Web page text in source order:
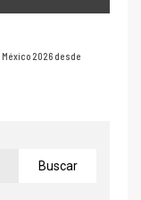
2026 desde